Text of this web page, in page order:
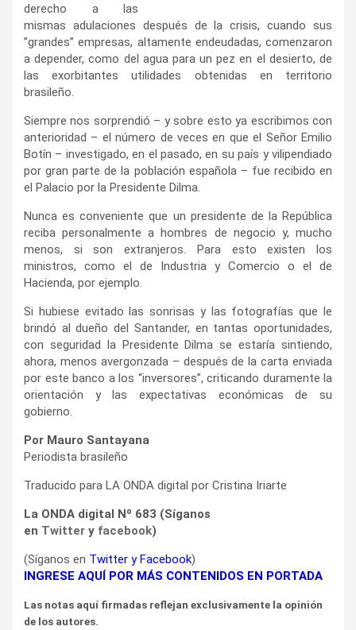
derecho a las
mismas adulaciones después de la crisis, cuando sus
”grandes” empresas, altamente endeudadas, comenzaron
a depender, como del agua para un pez en el desierto, de
las exorbitantes utilidades obtenidas en territorio
brasileño.
Siempre nos sorprendió – y sobre esto ya escribimos con
anterioridad – el número de veces en que el Señor Emilio
Botín – investigado, en el pasado, en su país y vilipendiado
por gran parte de la población española – fue recibido en
el Palacio por la Presidente Dilma.
Nunca es conveniente que un presidente de la República
reciba personalmente a hombres de negocio y, mucho
menos, si son extranjeros. Para esto existen los
ministros, como el de Industria y Comercio o el de
Hacienda, por ejemplo.
Si hubiese evitado las sonrisas y las fotografías que le
brindó al dueño del Santander, en tantas oportunidades,
con seguridad la Presidente Dilma se estaría sintiendo,
ahora, menos avergonzada – después de la carta enviada
por este banco a los “inversores”, criticando duramente la
orientación y las expectativas económicas de su
gobierno.
Por Mauro Santayana
Periodista brasileño
Traducido para LA ONDA digital por Cristina Iriarte
La ONDA digital Nº 683 (Síganos
en Twitter y facebook)
(Síganos en Twitter yFacebook)
INGRESE AQUÍ POR MÁS CONTENIDOS EN PORTADA
Las notas aquí firmadas reflejan exclusivamente la opinión
de los autores.